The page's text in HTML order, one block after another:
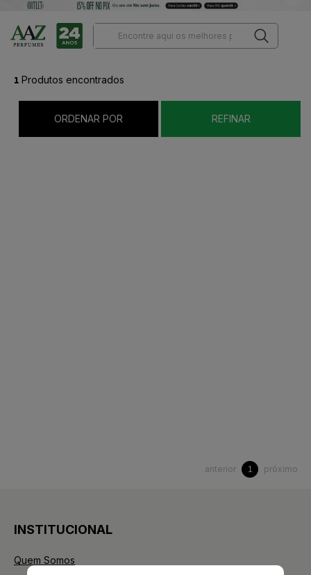
1 Produtos encontrados
ORDENAR POR REFINAR
anterior 1 próximo
INSTITUCIONAL
Quem Somos